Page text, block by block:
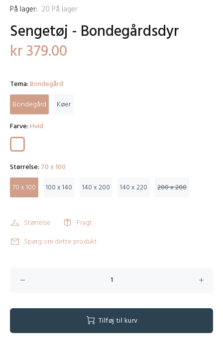
På lager: 20 På lager
Sengetøj - Bondegårdsdyr
kr 379.00
Tema:Bondegård
Bondegård
Køer
Farve:Hvid
Størrelse: 70 x 100
70 x 100
100 x 140 140 x 200 140 x 220 200 x 200
Størrelse
Fragt
Spørg om dette produkt
Tilføj til kurv